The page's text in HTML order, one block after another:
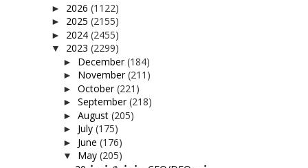
► 2026 (1122)
► 2025 (2155)
► 2024 (2455)
▼ 2023 (2299)
► December(184)
► November(211)
► October(221)
► September(218)
► August (205)
► July (175)
► June (176)
▼ May (205)